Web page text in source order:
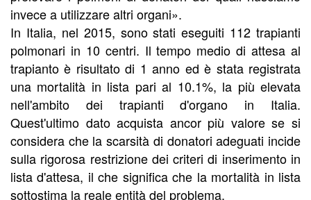
invece a utilizzare altri organi».
In Italia, nel 2015, sono stati eseguiti 112 trapianti
polmonari in 10 centri. Il tempo medio di attesa al
trapianto è risultato di 1 anno ed è stata registrata
una mortalità in lista pari al 10.1%, la più elevata
nell'ambito dei trapianti d'organo in Italia.
Quest'ultimo dato acquista ancor più valore se si
considera che la scarsità di donatori adeguati incide
sulla rigorosa restrizione dei criteri di inserimento in
lista d'attesa, il che significa che la mortalità in lista
sottostima la reale entità del problema.